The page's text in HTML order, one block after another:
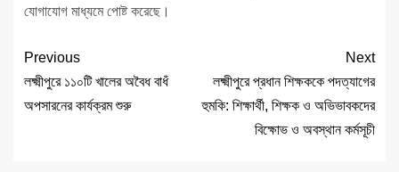
যোগাযোগ মাধ্যমে পোষ্ট করেছে।
Previous
লক্ষ্মীপুরে ১১০টি খালের অবৈধ বাধঁ
অপসারনের কার্যক্রম শুরু
Next
লক্ষ্মীপুরে প্রধান শিক্ষককে পদত্যাগের
হুমকি: শিক্ষার্থী, শিক্ষক ও অভিভাবকদের
বিক্ষোভ ও অবস্থান কর্মসূচী